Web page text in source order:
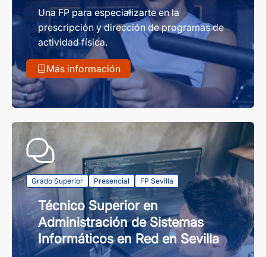
Una FP para especializarte en la
prescripción y dirección de programas de
actividad física.
Más información
Grado Superior Presencial FP Sevilla
Técnico Superior en
Administración de Sistemas
Informáticos en Red en Sevilla